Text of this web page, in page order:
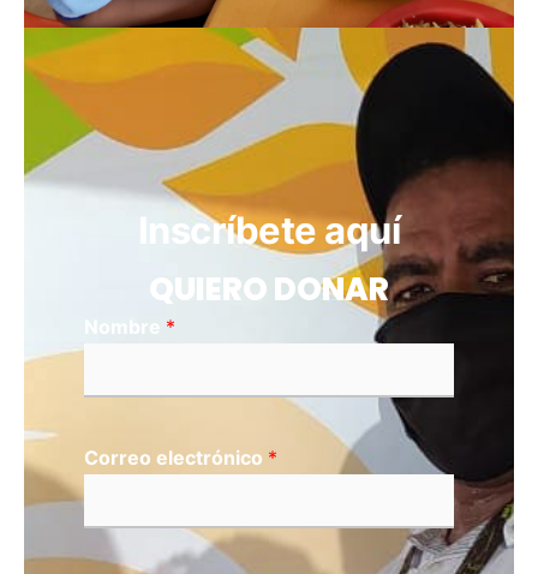
Inscríbete aquí
QUIERO DONAR
Nombre *
Correo electrónico *